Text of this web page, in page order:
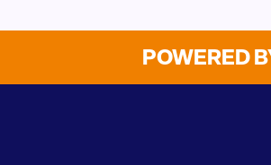
POWERED